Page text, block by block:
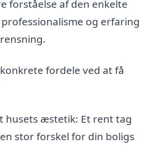
forståelse af den enkelte
og erfaring
fordele ved at få
husets æstetik: Et rent tag
stor forskel for din boligs